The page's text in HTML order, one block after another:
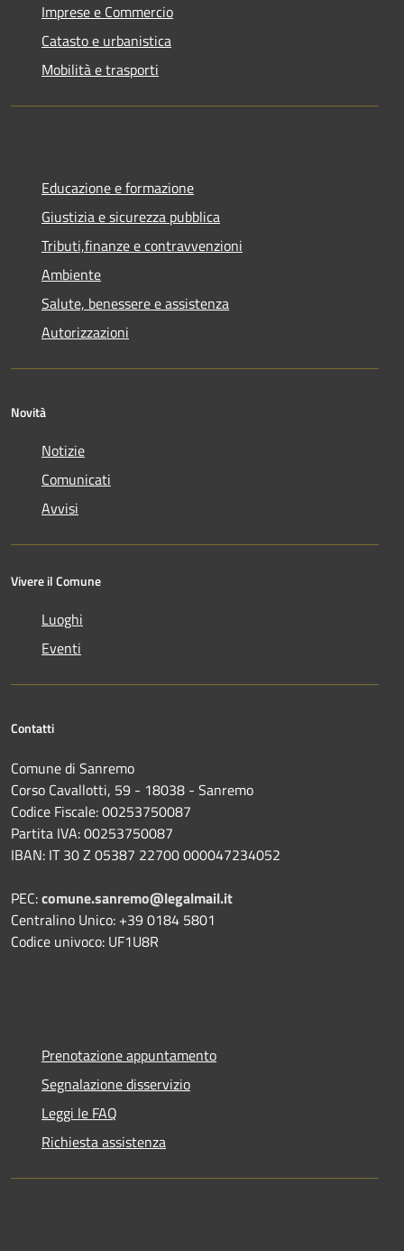
Imprese e Commercio
Catasto e urbanistica
Mobilità e trasporti
Educazione e formazione
Giustizia e sicurezza pubblica
Tributi,finanze e contravvenzioni
Ambiente
Salute, benessere e assistenza
Autorizzazioni
Novità
Notizie
Comunicati
Avvisi
Vivere il Comune
Luoghi
Eventi
Contatti
Comune di Sanremo
Corso Cavallotti, 59 - 18038 - Sanremo
Codice Fiscale: 00253750087
Partita IVA: 00253750087
IBAN: IT 30 Z 05387 22700 000047234052
PEC:comune.sanremo@legalmail.it
Centralino Unico: +39 0184 5801
Codice univoco: UF1U8R
Prenotazione appuntamento
Segnalazione disservizio
Leggi le FAQ
Richiesta assistenza